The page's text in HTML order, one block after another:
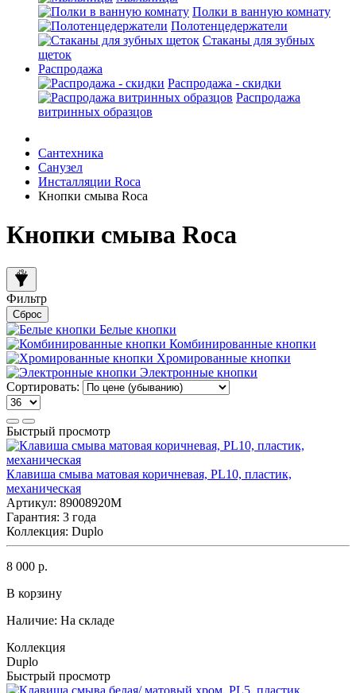
Полки в ванную комнату
Полотенцедержатели
Стаканы для зубных
щеток
Распродажа
Распродажа - скидки
Распродажа
витринных образцов
Сантехника
Санузел
Инсталляции Roca
Кнопки смыва Roca
Кнопки смыва Roca
Фильтр
Сброс
Белые кнопки
Комбинированные кнопки
Хромированные кнопки
Электронные кнопки
Сортировать:
Быстрый просмотр
Клавиша смыва матовая коричневая, PL10, пластик,
механическая
Артикул: 89008920M
Гарантия: 3 года
Коллекция: Duplo
8 000 р.
В корзину
Наличие: На складе
Коллекция
Duplo
Быстрый просмотр